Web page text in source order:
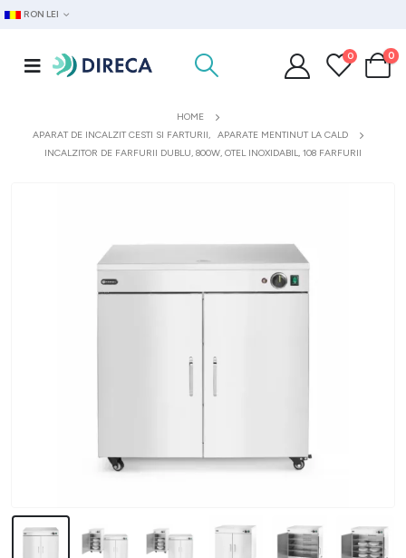
RON LEI
0 0
HOME
APARAT DE INCALZIT CESTI SI FARTURII,
APARATE MENTINUT LA CALD
INCALZITOR DE FARFURII DUBLU, 800W, OTEL INOXIDABIL, 108 FARFURII